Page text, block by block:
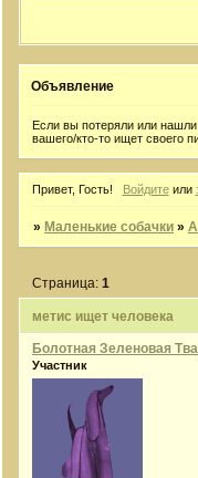
Объявление
Если вы потеряли или
вашего/кто-то ищет своего
Привет, Гость! Войдитеили
» Маленькие собачки »
метис ищет человека
Страница:1
Болотная Зеленовая
Участник